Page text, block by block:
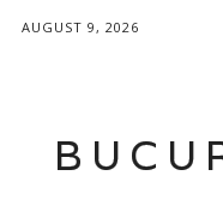
AUGUST 9, 2026